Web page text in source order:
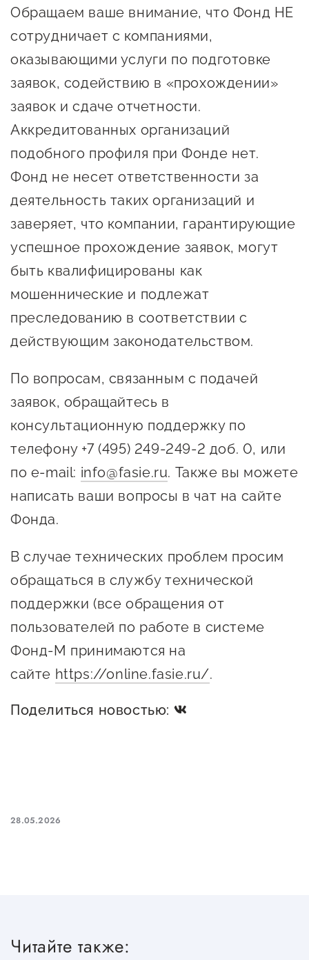
Обращаем ваше внимание, что Фонд НЕ
сотрудничает с компаниями,
оказывающими услуги по подготовке
заявок, содействию в «прохождении»
заявок и сдаче отчетности.
Аккредитованных организаций
подобного профиля при Фонде нет.
Фонд не несет ответственности за
деятельность таких организаций и
заверяет, что компании, гарантирующие
успешное прохождение заявок, могут
быть квалифицированы как
мошеннические и подлежат
преследованию в соответствии с
действующим законодательством.
По вопросам, связанным с подачей
заявок, обращайтесь в
консультационную поддержку по
телефону +7 (495) 249-249-2 доб. 0, или
по e-mail: info@fasie.ru. Также вы можете
написать ваши вопросы в чат на сайте
Фонда.
В случае технических проблем просим
обращаться в службу технической
поддержки (все обращения от
пользователей по работе в системе
Фонд-М принимаются на
сайте https://online.fasie.ru/.
Поделиться новостью:
28.05.2026
Читайте также: